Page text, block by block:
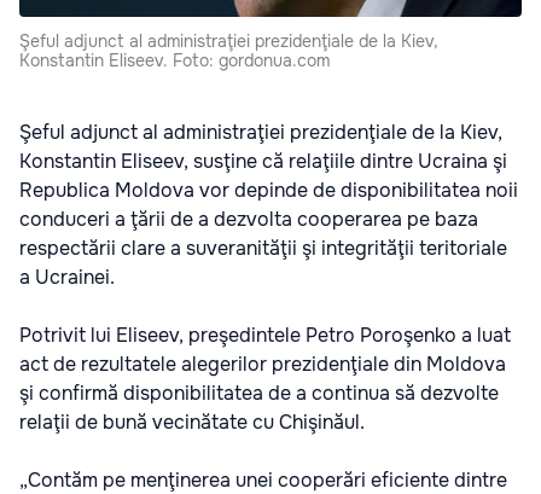
Şeful adjunct al administraţiei prezidenţiale de la Kiev,
Konstantin Eliseev. Foto: gordonua.com
Şeful adjunct al administraţiei prezidenţiale de la Kiev,
Konstantin Eliseev, susţine că relaţiile dintre Ucraina şi
Republica Moldova vor depinde de disponibilitatea noii
conduceri a ţării de a dezvolta cooperarea pe baza
respectării clare a suveranităţii şi integrităţii teritoriale
a Ucrainei.
Potrivit lui Eliseev, preşedintele Petro Poroşenko a luat
act de rezultatele alegerilor prezidenţiale din Moldova
şi confirmă disponibilitatea de a continua să dezvolte
relaţii de bună vecinătate cu Chişinăul.
„Contăm pe menţinerea unei cooperări eficiente dintre